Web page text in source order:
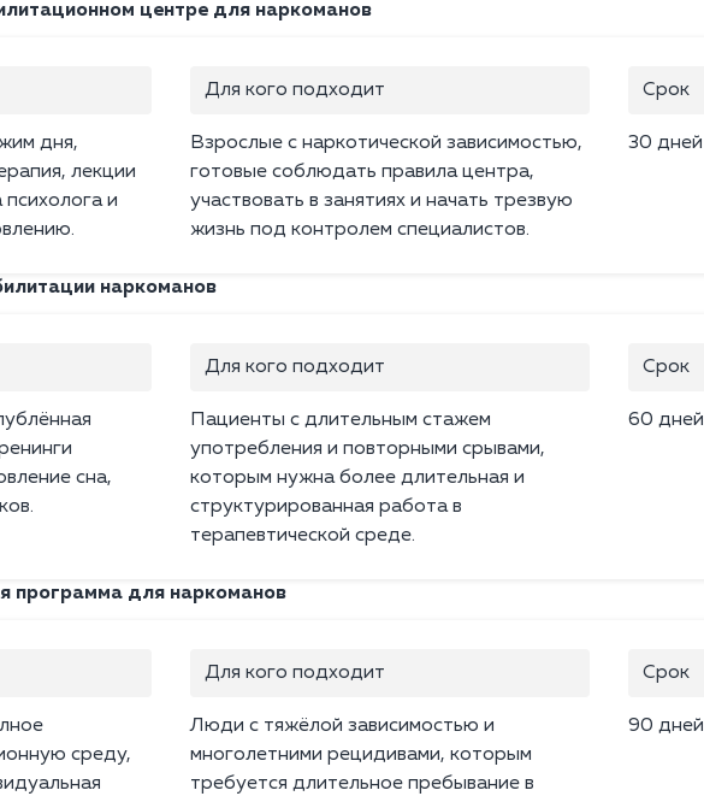
центре для наркоманов
дня,
лекции
и
Для кого подходит
Взрослые с наркотической зависимостью,
готовые соблюдать правила центра,
участвовать в занятиях и начать трезвую
жизнь под контролем специалистов.
Срок
30 дней
наркоманов
сна,
Для кого подходит
Пациенты с длительным стажем
употребления и повторными срывами,
которым нужна более длительная и
структурированная работа в
терапевтической среде.
Срок
60 дней
программа для наркоманов
среду,
Для кого подходит
Люди с тяжёлой зависимостью и
многолетними рецидивами, которым
требуется длительное пребывание в
Срок
90 дней